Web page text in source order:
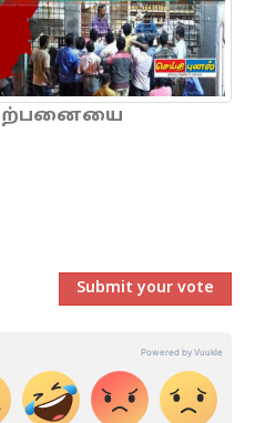
Submit your vote